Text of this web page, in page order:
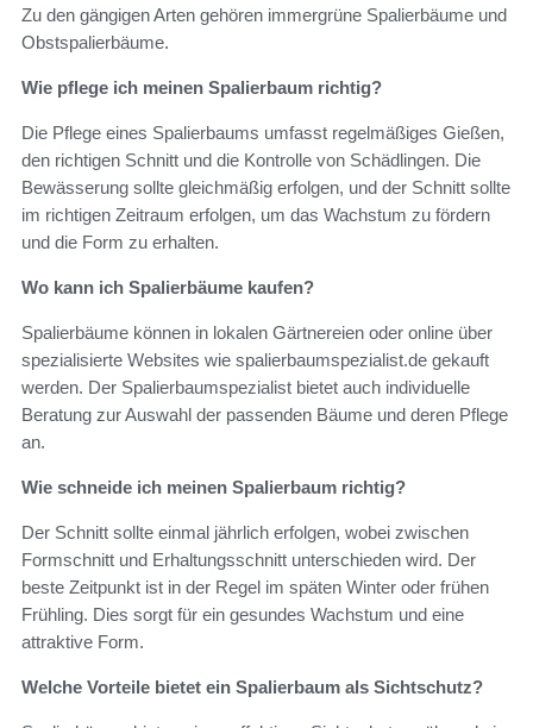
Zu den gängigen Arten gehören immergrüne Spalierbäume und
Obstspalierbäume.
Wie pflege ich meinen Spalierbaum richtig?
Die Pflege eines Spalierbaums umfasst regelmäßiges Gießen,
den richtigen Schnitt und die Kontrolle von Schädlingen. Die
Bewässerung sollte gleichmäßig erfolgen, und der Schnitt sollte
im richtigen Zeitraum erfolgen, um das Wachstum zu fördern
und die Form zu erhalten.
Wo kann ich Spalierbäume kaufen?
Spalierbäume können in lokalen Gärtnereien oder online über
spezialisierte Websites wie spalierbaumspezialist.de gekauft
werden. Der Spalierbaumspezialist bietet auch individuelle
Beratung zur Auswahl der passenden Bäume und deren Pflege
an.
Wie schneide ich meinen Spalierbaum richtig?
Der Schnitt sollte einmal jährlich erfolgen, wobei zwischen
Formschnitt und Erhaltungsschnitt unterschieden wird. Der
beste Zeitpunkt ist in der Regel im späten Winter oder frühen
Frühling. Dies sorgt für ein gesundes Wachstum und eine
attraktive Form.
Welche Vorteile bietet ein Spalierbaum als Sichtschutz?